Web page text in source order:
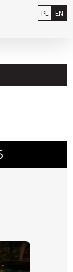
PL Polski
EN
, 9